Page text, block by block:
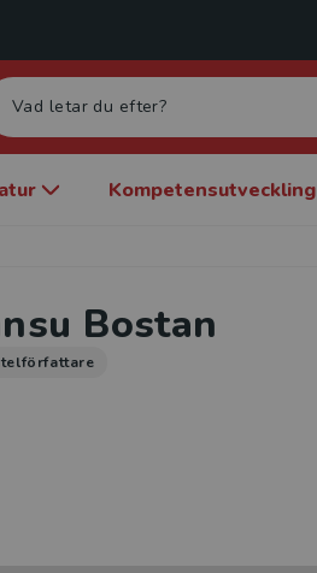
Kompetensutveckling
Bostan